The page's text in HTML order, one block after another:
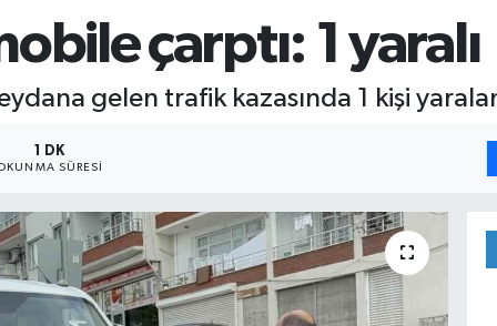
çarptı: 1 yaralı
gelen trafik kazasında 1 kişi
1 DK
SÜRESI